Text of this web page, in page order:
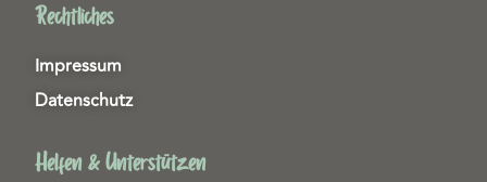
Rechtliches
Impressum
Datenschutz
Helfen & Unterstützen